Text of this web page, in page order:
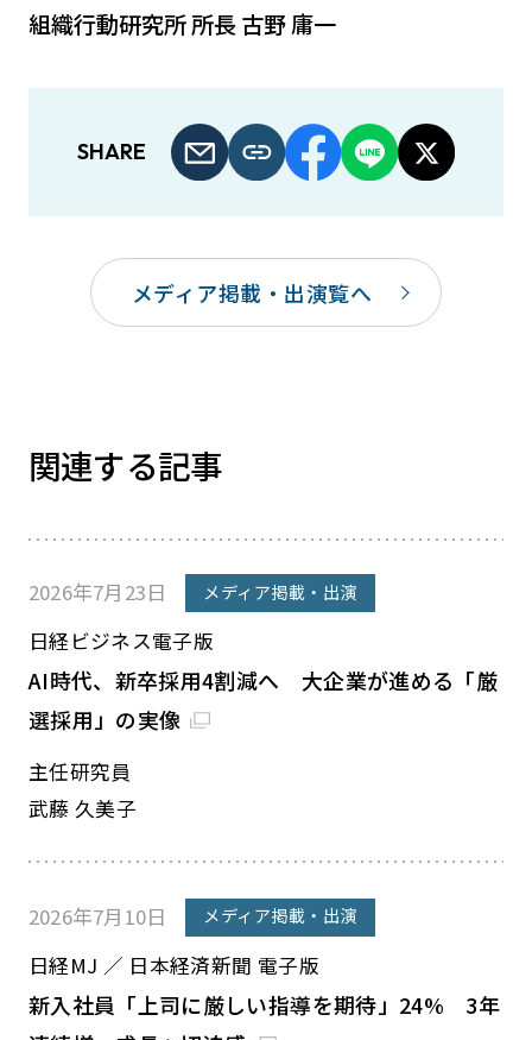
組織行動研究所 所長 古野 庸一
SHARE
メディア掲載・出演覧へ
関連する記事
2026年7月23日 メディア掲載・出演
日経ビジネス電子版
AI時代、新卒採用4割減へ 大企業が進める「厳
選採用」の実像
主任研究員
武藤 久美子
2026年7月10日 メディア掲載・出演
日経MJ ／ 日本経済新聞 電子版
新入社員「上司に厳しい指導を期待」24% 3年